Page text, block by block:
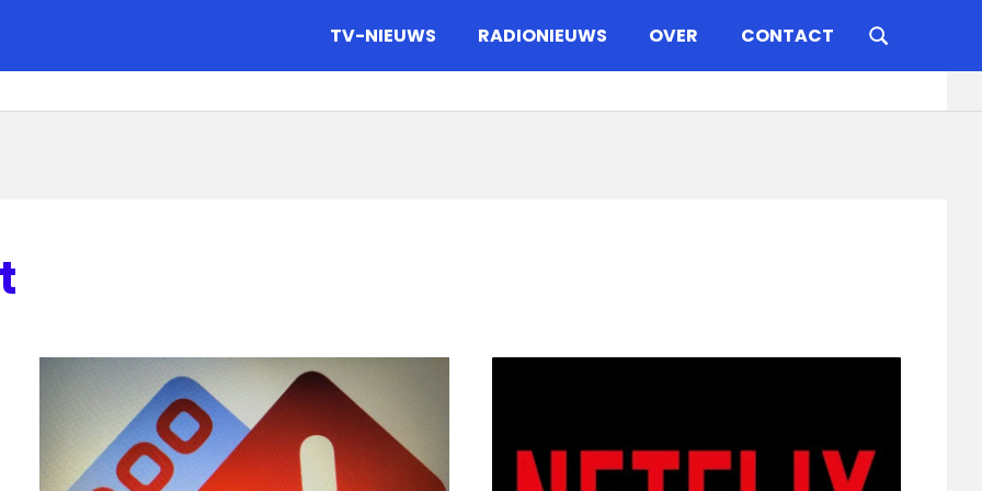
TV-NIEUWS RADIONIEUWS OVER CONTACT